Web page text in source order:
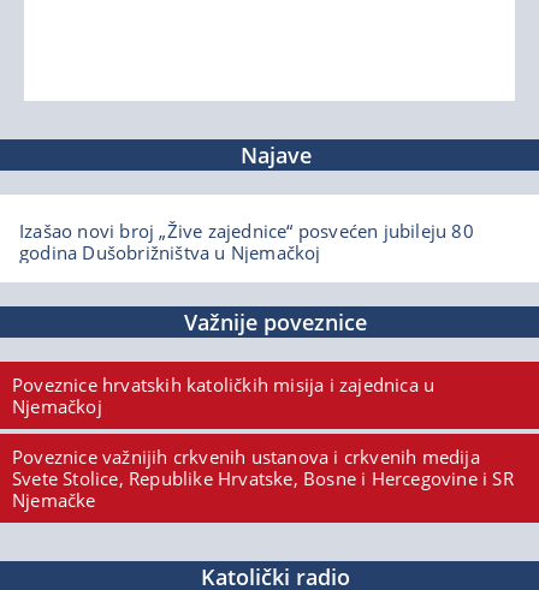
Najave
Izašao novi broj „Žive zajednice“ posvećen jubileju 80
godina Dušobrižništva u Njemačkoj
Važnije poveznice
Poveznice hrvatskih katoličkih misija i zajednica u
Njemačkoj
Poveznice važnijih crkvenih ustanova i crkvenih medija
Svete Stolice, Republike Hrvatske, Bosne i Hercegovine i SR
Njemačke
Katolički radio